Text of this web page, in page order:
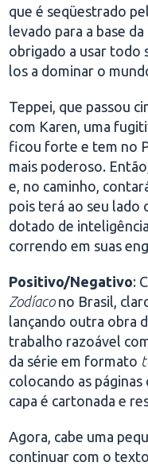
que é seqüestrado
levado para a base
obrigado a usar todo
los a dominar o
Teppei, que passou
com Karen, uma
ficou forte e tem no
mais poderoso.
e, no caminho,
pois terá ao seu lado
dotado de
correndo em suas
Positivo/Negativo:
Zodíacono Brasil,
lançando outra obra
trabalho razoável
da série em formato
colocando as
capa é cartonada e
Agora, cabe uma
continuar com o